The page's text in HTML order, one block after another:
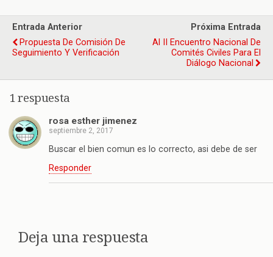
Entrada Anterior
Propuesta De Comisión De
Seguimiento Y Verificación
Próxima Entrada
Al II Encuentro Nacional De
Comités Civiles Para El
Diálogo Nacional
1 respuesta
rosa esther jimenez
septiembre 2, 2017
Buscar el bien comun es lo correcto, asi debe de ser
Responder
Deja una respuesta